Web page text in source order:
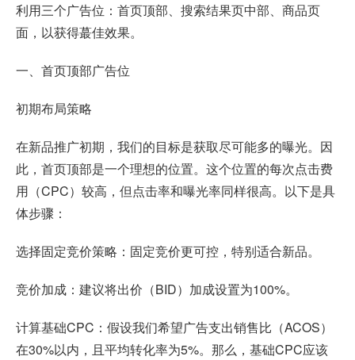
利用三个广告位：首页顶部、搜索结果页中部、商品页
面，以获得蕞佳效果。
一、首页顶部广告位
初期布局策略
在新品推广初期，我们的目标是获取尽可能多的曝光。因
此，首页顶部是一个理想的位置。这个位置的每次点击费
用（CPC）较高，但点击率和曝光率同样很高。以下是具
体步骤：
选择固定竞价策略：固定竞价更可控，特别适合新品。
竞价加成：建议将出价（BID）加成设置为100%。
计算基础CPC：假设我们希望广告支出销售比（ACOS）
在30%以内，且平均转化率为5%。那么，基础CPC应该